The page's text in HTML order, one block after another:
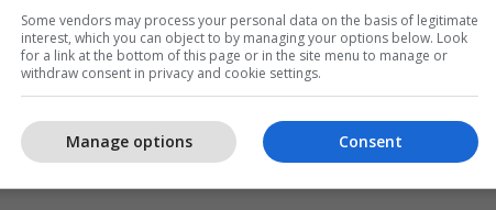
Some vendors may process your personal data on the basis of legitimate
interest, which you can object to by managing your options below. Look
for a link at the bottom of this page or in the site menu to manage or
withdraw consent in privacy and cookie settings.
Consent
Manage options